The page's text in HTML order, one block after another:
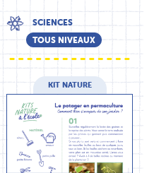
SCIENCES
TOUS NIVEAUX
KIT NATURE